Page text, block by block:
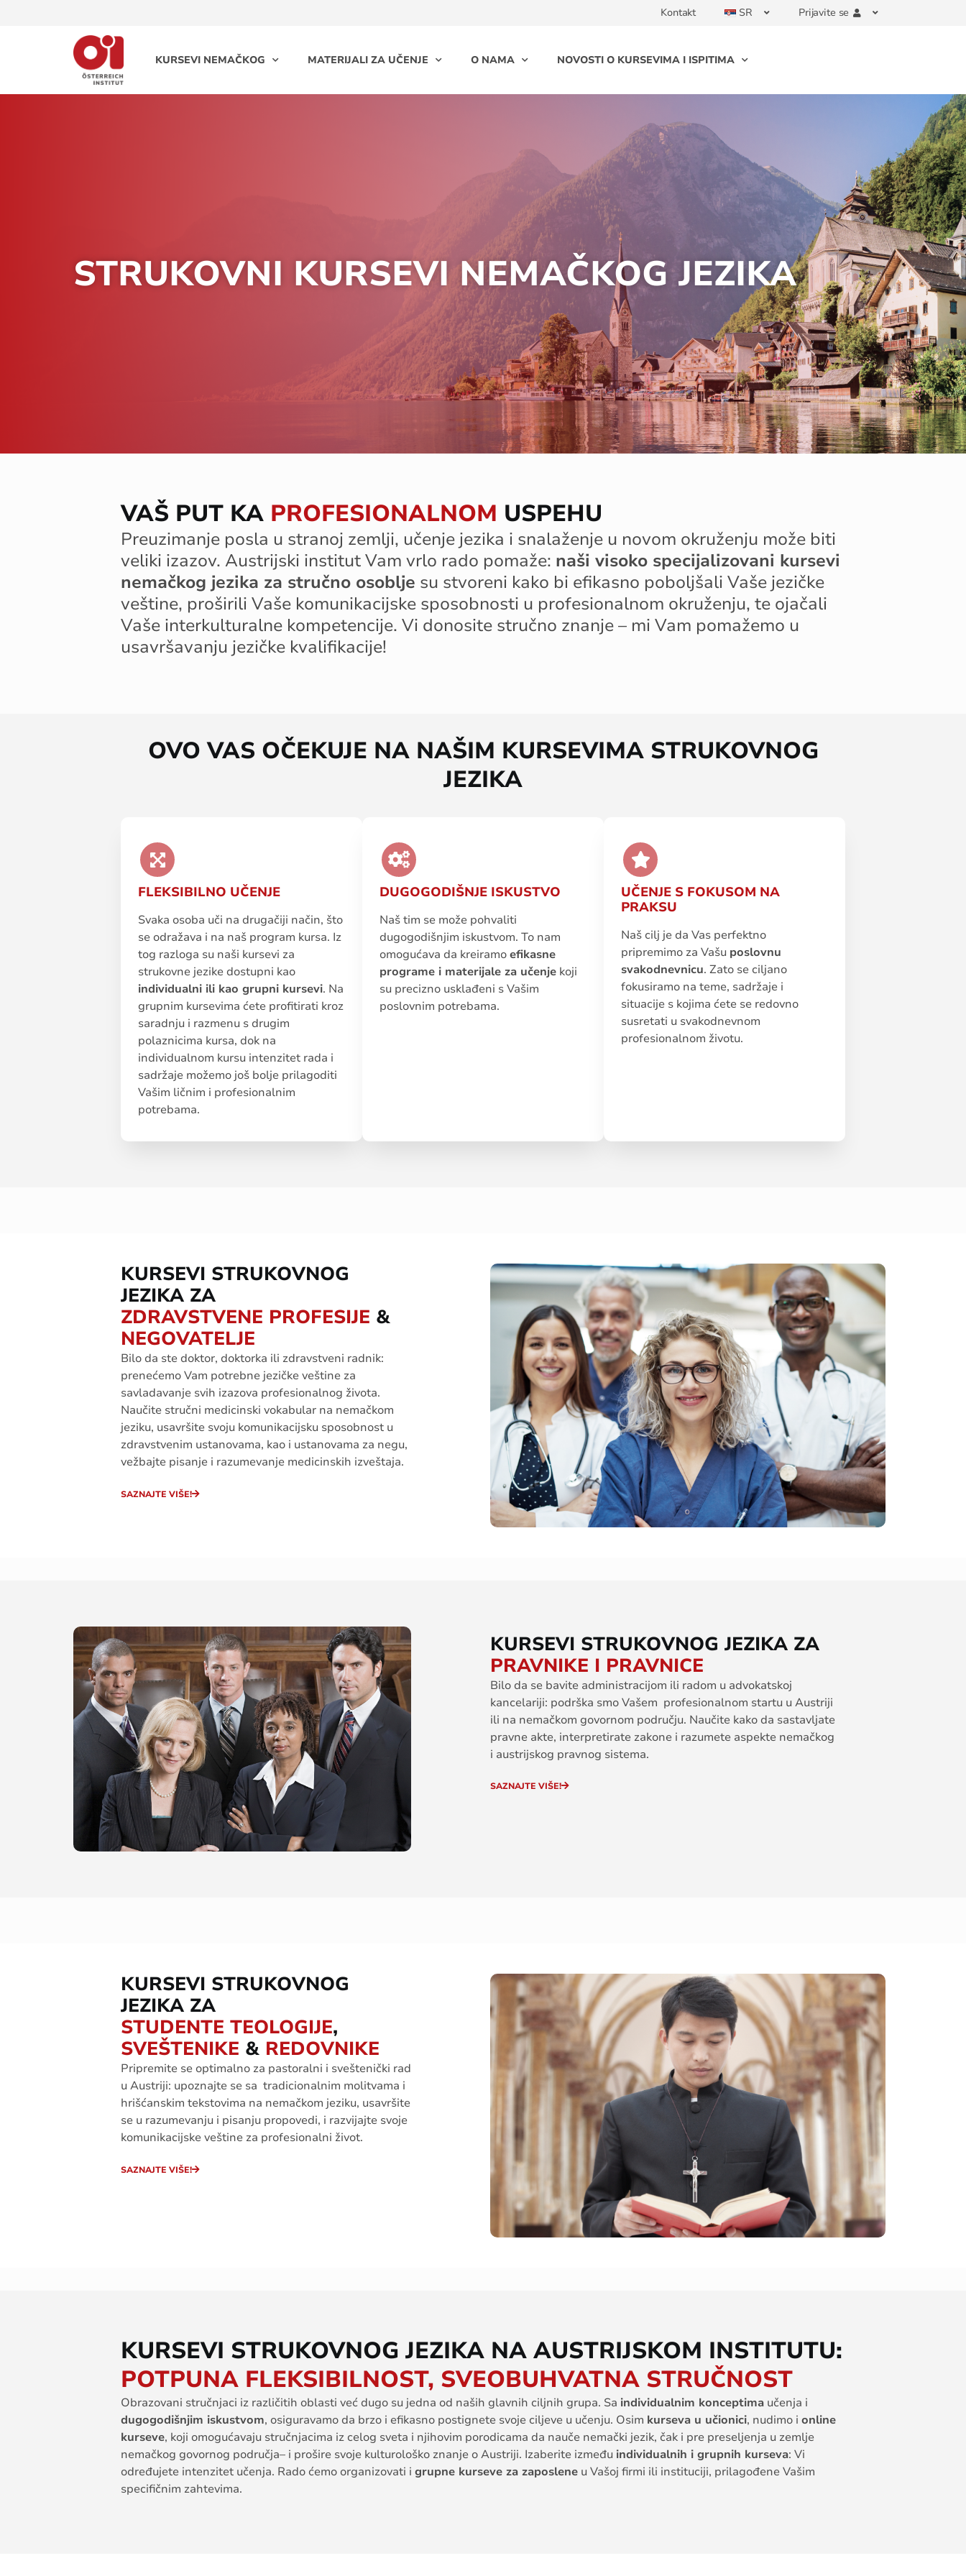
Kontakt SR Prijavite se
KURSEVI NEMAČKOG MATERIJALI ZA UČENJE O NAMA NOVOSTI O KURSEVIMA I ISPITIMA
STRUKOVNI KURSEVI NEMAČKOG JEZIKA
VAŠ PUT KA PROFESIONALNOM USPEHU
Preuzimanje posla u stranoj zemlji, učenje jezika i snalaženje u novom okruženju može biti
veliki izazov. Austrijski institutVam vrlo rado pomaže: naši visoko specijalizovani kursevi
nemačkog jezika za stručno osoblje su stvoreni kako bi efikasno poboljšali Vaše jezičke
veštine, proširili Vaše komunikacijske sposobnosti u profesionalnom okruženju, te ojačali
Vaše interkulturalne kompetencije. Vi donosite stručno znanje– mi Vam pomažemo u
usavršavanju jezičke kvalifikacije!
OVO VAS OČEKUJE NA NAŠIM KURSEVIMA STRUKOVNOG
JEZIKA
FLEKSIBILNO UČENJE
Svaka osoba uči na drugačiji način, što
se odražava i na naš program kursa. Iz
tog razloga su naši kursevi za
strukovne jezike dostupni kao
individualni ili kao grupni kursevi. Na
grupnim kursevima ćete profitirati kroz
saradnju i razmenu s drugim
polaznicima kursa, dok na
individualnom kursu intenzitet rada i
sadržaje možemo još bolje prilagoditi
Vašim ličnim i profesionalnim
potrebama.
DUGOGODIŠNJE ISKUSTVO
Naš tim se može pohvaliti
dugogodišnjim iskustvom. To nam
omogućava da kreiramoefikasne
programe i materijale za učenje koji
su precizno usklađeni s Vašim
poslovnim potrebama.
UČENJE S FOKUSOM NA
PRAKSU
Naš cilj je da Vas perfektno
pripremimo za Vašu poslovnu
svakodnevnicu. Zato se ciljano
fokusiramo na teme, sadržaje i
situacije s kojima ćete se redovno
susretati u svakodnevnom
profesionalnom životu.
KURSEVI STRUKOVNOG
JEZIKA ZA
ZDRAVSTVENE PROFESIJE &
NEGOVATELJE
Bilo da ste doktor, doktorka ili zdravstveni radnik:
prenećemoVam potrebne jezičkeveštine za
savladavanje svih izazova profesionalnog života.
Naučite stručni medicinski vokabular na nemačkom
jeziku, usavršite svoju komunikacijsku sposobnost u
zdravstvenim ustanovama, kao i ustanovama za negu,
vežbajte pisanje i razumevanje medicinskih izveštaja.
SAZNAJTE VIŠE!
KURSEVI STRUKOVNOG JEZIKA ZA
PRAVNIKE I PRAVNICE
Bilo da se bavite administracijom ili radom u advokatskoj
kancelariji: podrška smoVašem profesionalnom startu u Austriji
ili na nemačkom govornom području. Naučite kako da sastavljate
pravne akte, interpretirate zakone i razumete aspekte nemačkog
i austrijskog pravnog sistema.
SAZNAJTE VIŠE!
KURSEVI STRUKOVNOG
JEZIKA ZA
STUDENTE TEOLOGIJE,
SVEŠTENIKE & REDOVNIKE
Pripremite se optimalno za pastoralni i sveštenički rad
u Austriji: upoznajte se sa tradicionalnim molitvama i
hrišćanskim tekstovima na nemačkom jeziku, usavršite
se u razumevanju i pisanju propovedi, i razvijajte svoje
komunikacijskeveštine za profesionalni život.
SAZNAJTE VIŠE!
KURSEVI STRUKOVNOG JEZIKA NA AUSTRIJSKOM INSTITUTU:
POTPUNA FLEKSIBILNOST, SVEOBUHVATNA STRUČNOST
Obrazovani stručnjaci iz različitih oblasti već dugo su jedna od naših glavnih ciljnih grupa. Sa individualnim konceptima učenja i
dugogodišnjim iskustvom, osiguravamo da brzo i efikasno postignete svoje ciljeve u učenju. Osim kurseva u učionici, nudimo i online
kurseve, koji omogućavaju stručnjacima iz celog sveta i njihovim porodicama da nauče nemački jezik, čak i pre preseljenja u zemlje
nemačkog govornog područja– i prošire svoje kulturološko znanje oAustriji. Izaberite između individualnih i grupnih kurseva: Vi
određujete intenzitet učenja. Rado ćemo organizovati i grupne kurseve za zaposlene u Vašoj firmi ili instituciji, prilagođene Vašim
specifičnim zahtevima.